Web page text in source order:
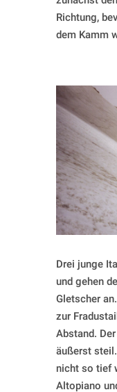
Richtung,
dem Kamm
Drei junge
und gehen
Gletscher
zur
Abstand.
äußerst
nicht so tief
Altopiano